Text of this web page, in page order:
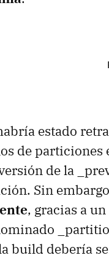
estado
de
de la
Sin
, gracias a
build debería